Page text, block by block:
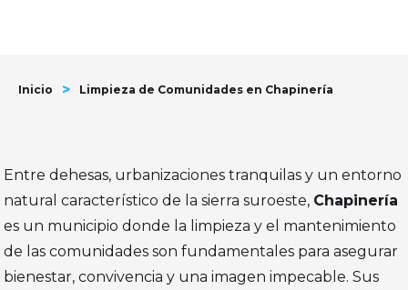
Inicio > Limpieza de Comunidades en Chapinería
Entre dehesas, urbanizaciones tranquilas y un entorno
natural característico de la sierra suroeste, Chapinería
es un municipio donde la limpieza y el mantenimiento
de las comunidades son fundamentales para asegurar
bienestar, convivencia y una imagen impecable. Sus